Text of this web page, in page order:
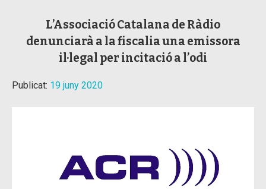
L’Associació Catalana de Ràdio
denunciarà a la fiscalia una emissora
il·legal per incitació a l’odi
Publicat: 19 juny 2020